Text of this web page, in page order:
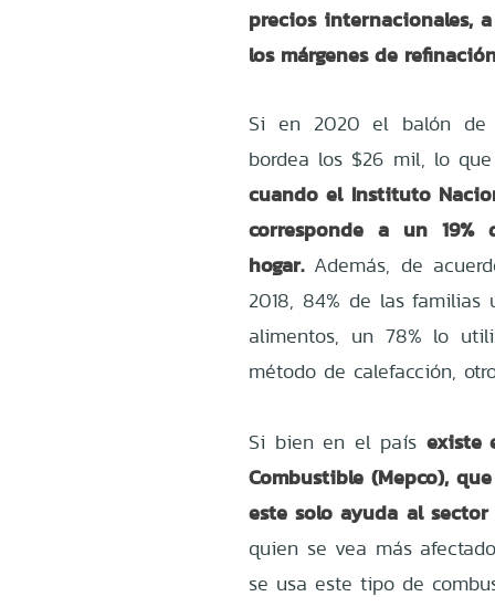
precios internacionales,
los márgenes de
Si en 2020 el balón de
bordea los $26 mil, lo
cuando el Instituto
corresponde a un
hogar.Además, de
2018, 84% de las familias
alimentos, un 78% lo
método de calefacción,
Si bien en el país existe
Combustible (Mepco),
este solo ayuda al
quien se vea más
se usa este tipo de